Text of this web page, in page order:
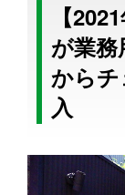
【
が業
から
入